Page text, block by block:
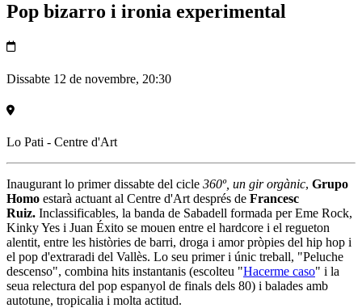
Pop bizarro i ironia experimental
Dissabte 12 de novembre, 20:30
Lo Pati - Centre d'Art
Inaugurant lo primer dissabte del cicle 360º, un gir orgànic, Grupo
Homo estarà actuant al Centre d'Art després de Francesc
Ruiz. Inclassificables, la banda de Sabadell formada per Eme Rock,
Kinky Yes i Juan Éxito se mouen entre el hardcore i el regueton
alentit, entre les històries de barri, droga i amor pròpies del hip hop i
el pop d'extraradi del Vallès. Lo seu primer i únic treball, "Peluche
descenso", combina hits instantanis (escolteu "Hacerme caso" i la
seua relectura del pop espanyol de finals dels 80) i balades amb
autotune, tropicalia i molta actitud.